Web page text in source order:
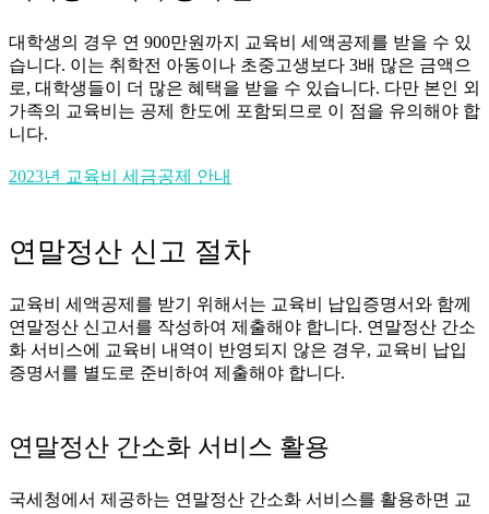
대학생의 경우 연 900만원까지 교육비 세액공제를 받을 수 있
습니다. 이는 취학전 아동이나 초중고생보다 3배 많은 금액으
로, 대학생들이 더 많은 혜택을 받을 수 있습니다. 다만 본인 외
가족의 교육비는 공제 한도에 포함되므로 이 점을 유의해야 합
니다.
2023년 교육비 세금공제 안내
연말정산 신고 절차
교육비 세액공제를 받기 위해서는 교육비 납입증명서와 함께
연말정산 신고서를 작성하여 제출해야 합니다. 연말정산 간소
화 서비스에 교육비 내역이 반영되지 않은 경우, 교육비 납입
증명서를 별도로 준비하여 제출해야 합니다.
연말정산 간소화 서비스 활용
국세청에서 제공하는 연말정산 간소화 서비스를 활용하면 교